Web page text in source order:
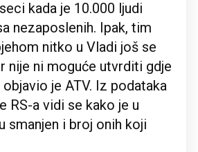
kada je 10.000 ljudi
nezaposlenih. Ipak, tim
nitko u Vladi još se
nije ni moguće utvrditi gdje
je ATV. Iz podataka
RS-a vidi se kako je u
smanjen i broj onih koji